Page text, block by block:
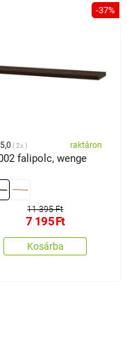
-37%
5,0 2x raktáron
falipolc, wenge
11 395 Ft
7 195Ft
Kosárba